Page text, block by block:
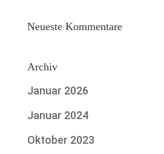
Neueste Kommentare
Archiv
Januar 2026
Januar 2024
Oktober 2023